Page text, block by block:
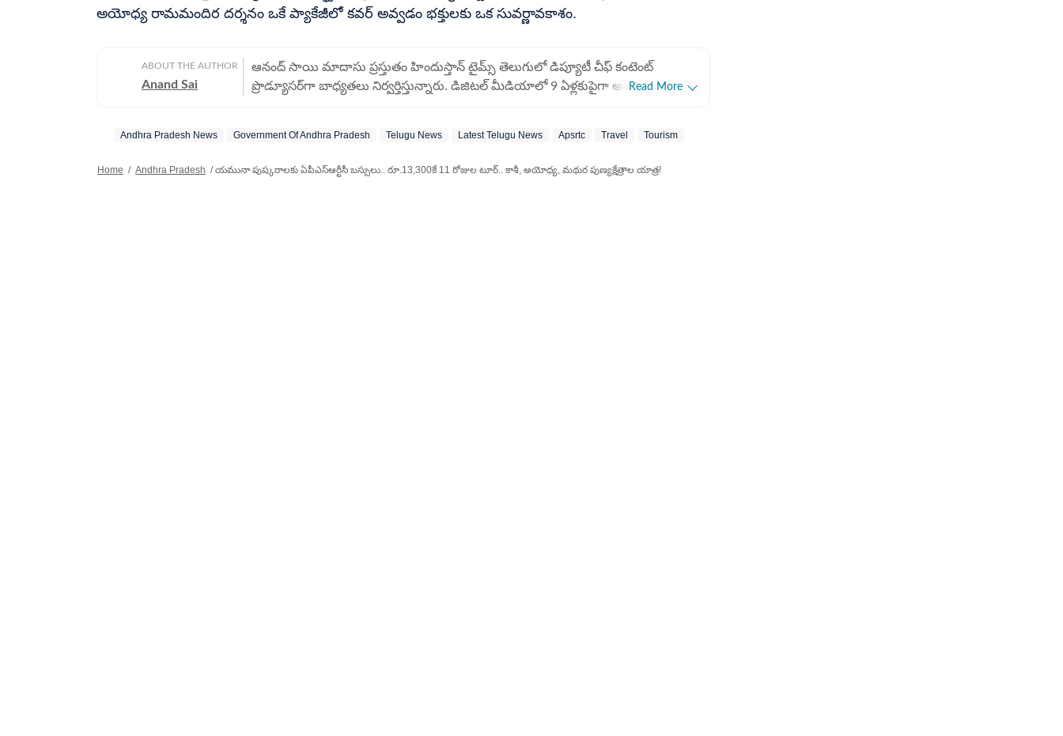
అయోధ్య రామమందిర దర్శనం ఒకే ప్యాకేజీలో కవర్ అవ్వడం భక్తులకు ఒక సువర్ణావకాశం.
ABOUT THE AUTHOR
Anand Sai
ఆనంద్ సాయి మాదాసు ప్రస్తుతం హిందుస్తాన్ టైమ్స్ తెలుగులో డిప్యూటీ చీఫ్ కంటెంట్
ప్రొడ్యూసర్‌గా బాధ్యతలు నిర్వర్తిస్తున్నారు. డిజిటల్ మీడియాలో 9 ఏళ్లకుపైగా అనుభవం ఉంది.
ఆ తర్వాత కరీంనగర్‌లో ఈనాడు దినపత్రికలో కొంతకాలం సబ్‌ఎడిటర్‌గా బాధ్యతలు
జర్నలిజం చేశారు. ఈ సమయంలో మేడారం సమ్మక్క-సారలమ్మ జాతర కోసం ప్రత్యేకంగా
Read More
Andhra Pradesh News Government Of Andhra Pradesh Telugu News Latest Telugu News Apsrtc Travel Tourism
Home / Andhra Pradesh / యమునా పుష్కరాలకు ఏపీఎస్ఆర్టీసీ బస్సులు.. రూ.13,300కే 11 రోజుల టూర్.. కాశీ, అయోధ్య, మథుర పుణ్యక్షేత్రాల యాత్ర!